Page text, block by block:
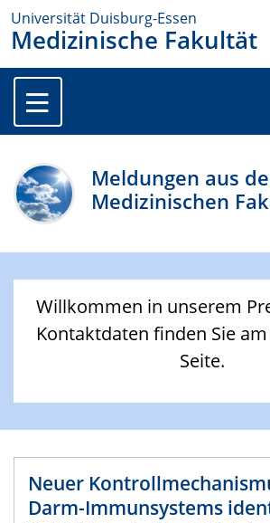
Universität Duisburg-Essen
Medizinische Fakultät
Meldungen aus
Medizinischen
Willkommen in unserem
Kontaktdaten finden Sie
Seite.
Neuer
Darm-Immunsystems